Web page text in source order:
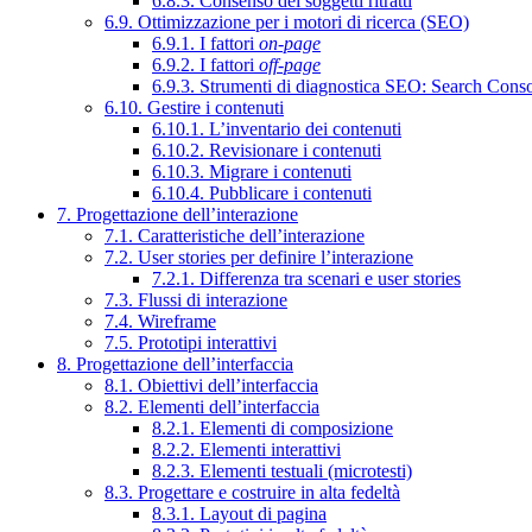
6.9. Ottimizzazione per i motori di ricerca (SEO)
6.9.1. I fattori on-page
6.9.2. I fattori off-page
6.9.3. Strumenti di diagnostica SEO: Search
6.10. Gestire i contenuti
6.10.1. L’inventario dei contenuti
6.10.2. Revisionare i contenuti
6.10.3. Migrare i contenuti
6.10.4. Pubblicare i contenuti
7. Progettazione dell’interazione
7.1. Caratteristiche dell’interazione
7.2. User stories per definire l’interazione
7.2.1. Differenza tra scenari e user stories
7.3. Flussi di interazione
7.4. Wireframe
7.5. Prototipi interattivi
8. Progettazione dell’interfaccia
8.1. Obiettivi dell’interfaccia
8.2. Elementi dell’interfaccia
8.2.1. Elementi di composizione
8.2.2. Elementi interattivi
8.2.3. Elementi testuali (microtesti)
8.3. Progettare e costruire in alta fedeltà
8.3.1. Layout di pagina